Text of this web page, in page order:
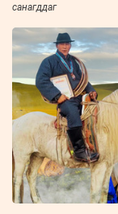
санагддаг